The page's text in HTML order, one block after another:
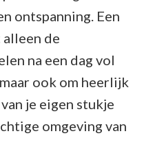
ontspanning. Een
de
na een dag vol
ook om heerlijk
je eigen stukje
omgeving van